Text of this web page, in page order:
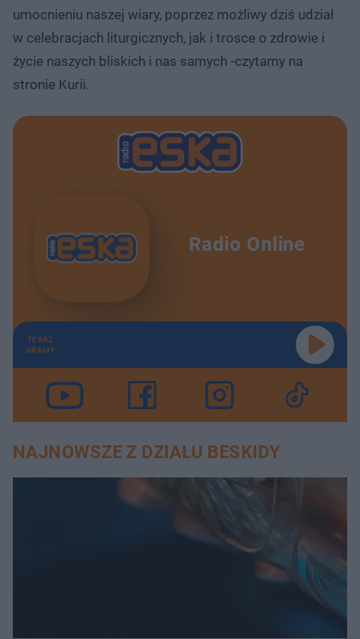
umocnieniu naszej wiary, poprzez możliwy dziś udział
w celebracjach liturgicznych, jak i trosce o zdrowie i
życie naszych bliskich i nas samych -czytamy na
stronie Kurii.
Radio Online
TERAZ
GRAMY
NAJNOWSZE Z DZIAŁU BESKIDY